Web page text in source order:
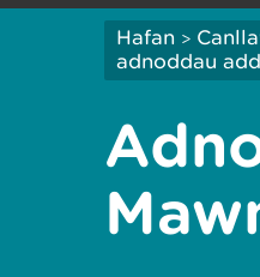
Hafan >
adnoddau